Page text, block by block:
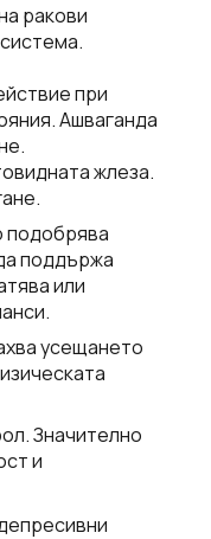
ракови
при
Ашваганда
жлеза.
подобрява
поддържа
или
усещането
Значително
и